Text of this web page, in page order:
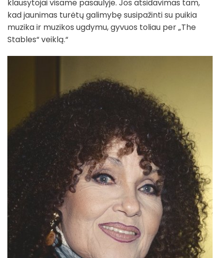
klausytojai visame pasaulyje. Jos atsidavimas tam,
kad jaunimas turėtų galimybę susipažinti su puikia
muzika ir muzikos ugdymu, gyvuos toliau per „The
Stables“ veiklą.“